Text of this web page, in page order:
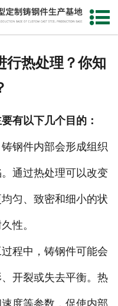
网站首页
生产能力
联系我们
行热处理？你知
有以下几个目的：
钢件内部会形成组织
通过热处理可以改变
匀、致密和细小的状
性。
程中，铸钢件可能会
开裂或失去平衡。热